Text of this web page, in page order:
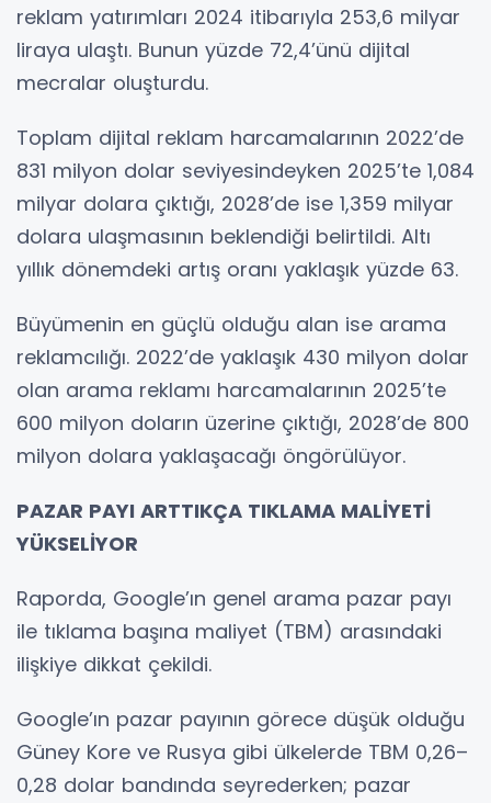
reklam yatırımları 2024 itibarıyla 253,6 milyar
liraya ulaştı. Bunun yüzde 72,4’ünü dijital
mecralar oluşturdu.
Toplam dijital reklam harcamalarının 2022’de
831 milyon dolar seviyesindeyken 2025’te 1,084
milyar dolara çıktığı, 2028’de ise 1,359 milyar
dolara ulaşmasının beklendiği belirtildi. Altı
yıllık dönemdeki artış oranı yaklaşık yüzde 63.
Büyümenin en güçlü olduğu alan ise arama
reklamcılığı. 2022’de yaklaşık 430 milyon dolar
olan arama reklamı harcamalarının 2025’te
600 milyon doların üzerine çıktığı, 2028’de 800
milyon dolara yaklaşacağı öngörülüyor.
PAZAR PAYI ARTTIKÇA TIKLAMA MALİYETİ
YÜKSELİYOR
Raporda, Google’ın genel arama pazar payı
ile tıklama başına maliyet (TBM) arasındaki
ilişkiye dikkat çekildi.
Google’ın pazar payının görece düşük olduğu
Güney Kore ve Rusya gibi ülkelerde TBM 0,26–
0,28 dolar bandında seyrederken; pazar